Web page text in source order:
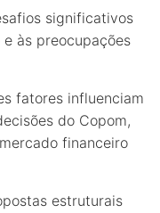
significativos
às preocupações
fatores influenciam
do Copom,
financeiro
estruturais